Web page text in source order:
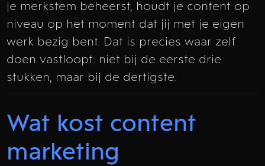
je merkstem beheerst, houdt je content op
niveau op het moment dat jij met je eigen
werk bezig bent. Dat is precies waar zelf
doen vastloopt: niet bij de eerste drie
stukken, maar bij de dertigste.
Wat kost content
marketing